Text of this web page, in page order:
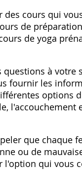
cours qui
de
de yoga
questions à
fournir les
options
que chaque
ou de
l'option qui vous